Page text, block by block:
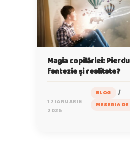
Magia copilăriei:
fantezie și realitate?
17 IANUARIE
2025
BLOG /
MESERIA